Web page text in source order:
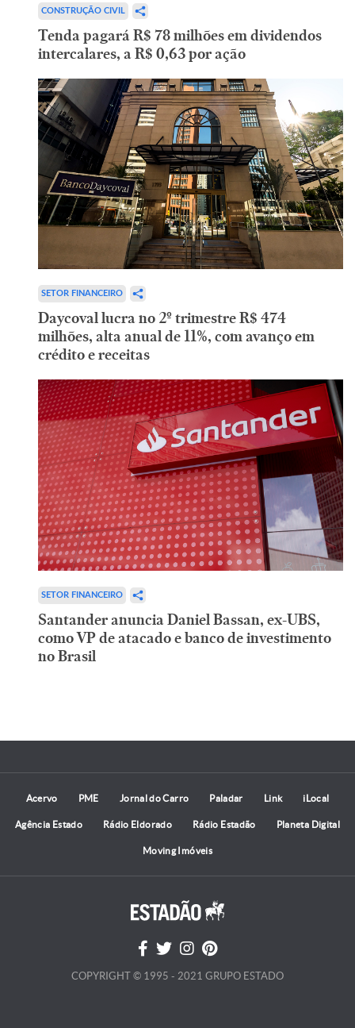
CONSTRUÇÃO CIVIL
Tenda pagará R$ 78 milhões em dividendos
intercalares, a R$ 0,63 por ação
SETOR FINANCEIRO
Daycoval lucra no 2º trimestre R$ 474
milhões, alta anual de 11%, com avanço em
crédito e receitas
SETOR FINANCEIRO
Santander anuncia Daniel Bassan, ex-UBS,
como VP de atacado e banco de investimento
no Brasil
Acervo PME Jornal do Carro Paladar Link iLocal
Agência Estado Rádio Eldorado Rádio Estadão Planeta Digital
Moving Imóveis
COPYRIGHT © 1995 - 2021 GRUPO ESTADO